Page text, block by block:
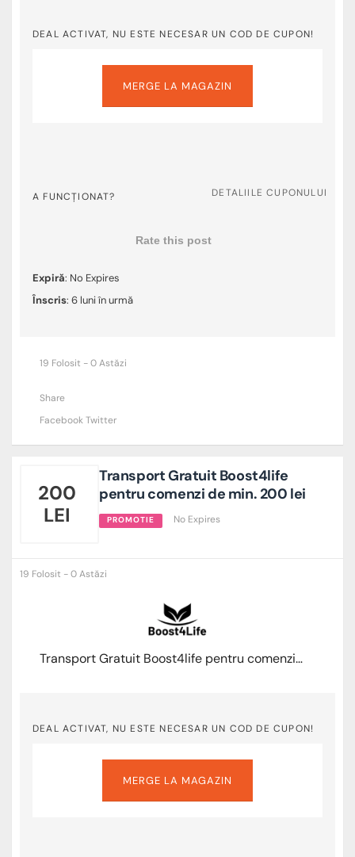
DEAL ACTIVAT, NU ESTE NECESAR UN COD DE CUPON!
MERGE LA MAGAZIN
A FUNCȚIONAT? DETALIILE CUPONULUI
Rate this post
Expiră: No Expires
Înscris: 6 luni în urmă
19 Folosit - 0 Astăzi
Share
FacebookTwitter
200
LEI
Transport Gratuit Boost4life
pentru comenzi de min. 200 lei
PROMOTIE No Expires
19 Folosit - 0 Astăzi
Transport Gratuit Boost4life pentru comenzi de min. 200 lei
DEAL ACTIVAT, NU ESTE NECESAR UN COD DE CUPON!
MERGE LA MAGAZIN